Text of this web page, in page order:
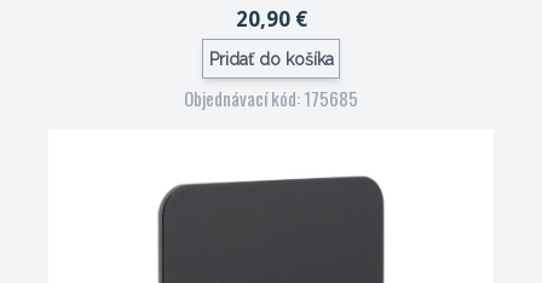
20,90 €
Pridať do košíka
Objednávací kód: 175685